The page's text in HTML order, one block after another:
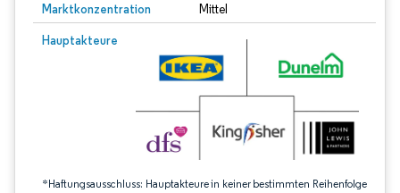
Marktkonzentration Mittel
Hauptakteure
*Haftungsausschluss: Hauptakteure in keiner bestimmten Reihenfolge
Bild © Mordor Intelligence. Wiederverwendung erfordert Namensnennung